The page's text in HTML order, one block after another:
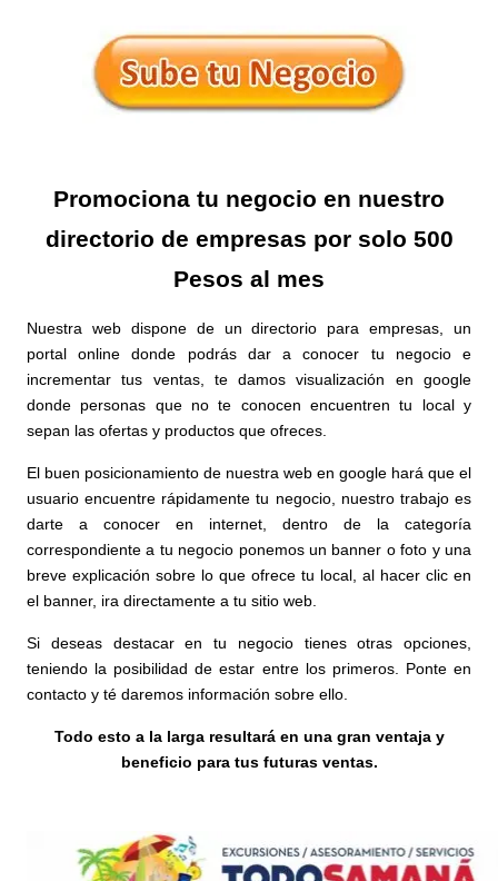
Promociona tu negocio en nuestro
directorio de empresas por solo 500
Pesos al mes
Nuestra web dispone de un directorio para empresas, un
portal online donde podrás dar a conocer tu negocio e
incrementar tus ventas, te damos visualización en google
donde personas que no te conocen encuentren tu local y
sepan las ofertas y productos que ofreces.
El buen posicionamiento de nuestra web en google hará que el
usuario encuentre rápidamente tu negocio, nuestro trabajo es
darte a conocer en internet, dentro de la categoría
correspondiente a tu negocio ponemos un banner o foto y una
breve explicación sobre lo que ofrece tu local, al hacer clic en
el banner, ira directamente a tu sitio web.
Si deseas destacar en tu negocio tienes otras opciones,
teniendo la posibilidad de estar entre los primeros. Ponte en
contacto y té daremos información sobre ello.
Todo esto a la larga resultará en una gran ventaja y
beneficio para tus futuras ventas.